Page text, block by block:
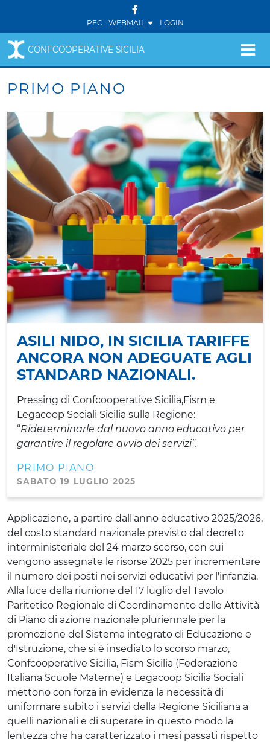
PEC WEBMAIL LOGIN
CONFCOOPERATIVE SICILIA
PRIMO PIANO
ASILI NIDO, IN SICILIA TARIFFE
ANCORA NON ADEGUATE AGLI
STANDARD NAZIONALI.
Pressing di Confcooperative Sicilia,Fism e
Legacoop Sociali Sicilia sulla Regione:
“Rideterminarle dal nuovo anno educativo per
garantire il regolare avvio dei servizi”.
PRIMO PIANO
SABATO 19 LUGLIO 2025
Applicazione, a partire dall'anno educativo 2025/2026,
del costo standard nazionale previsto dal decreto
interministeriale del 24 marzo scorso, con cui
vengono assegnate le risorse 2025 per incrementare
il numero dei posti nei servizi educativi per l'infanzia.
Alla luce della riunione del 17 luglio del Tavolo
Paritetico Regionale di Coordinamento delle Attività
di Piano di azione nazionale pluriennale per la
promozione del Sistema integrato di Educazione e
d'Istruzione, che si è insediato lo scorso marzo,
Confcooperative Sicilia, Fism Sicilia (Federazione
Italiana Scuole Materne) e Legacoop Sicilia Sociali
mettono con forza in evidenza la necessità di
uniformare subito i servizi della Regione Siciliana a
quelli nazionali e di superare in questo modo la
lentezza che ha caratterizzato i mesi passati rispetto